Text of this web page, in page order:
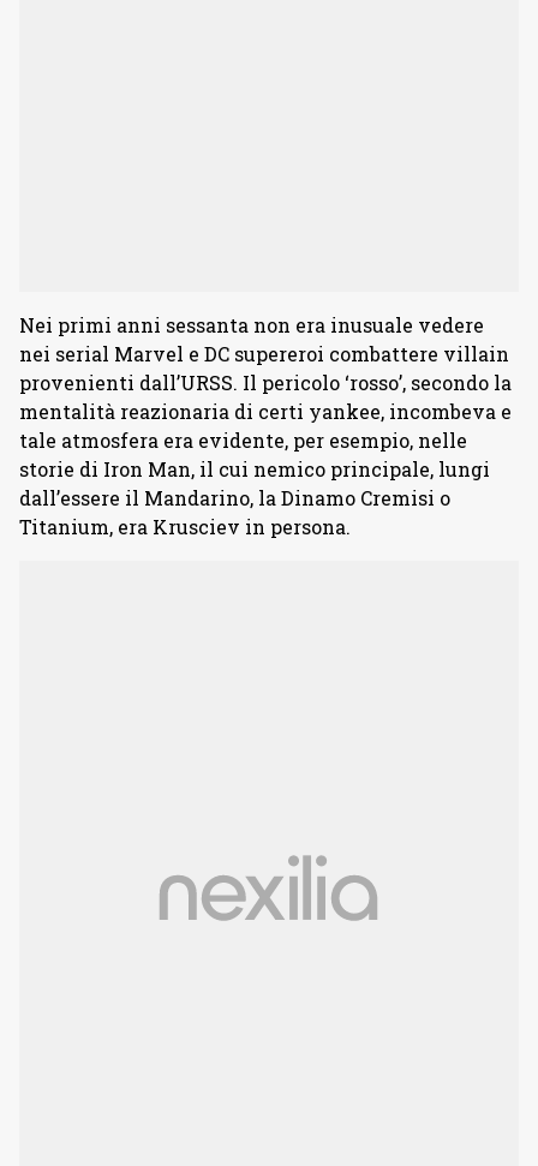
Nei primi anni sessanta non era inusuale vedere
nei serial Marvel e DC supereroi combattere villain
provenienti dall’URSS. Il pericolo ‘rosso’, secondo la
mentalità reazionaria di certi yankee, incombeva e
tale atmosfera era evidente, per esempio, nelle
storie di Iron Man, il cui nemico principale, lungi
dall’essere il Mandarino, la Dinamo Cremisi o
Titanium, era Krusciev in persona.